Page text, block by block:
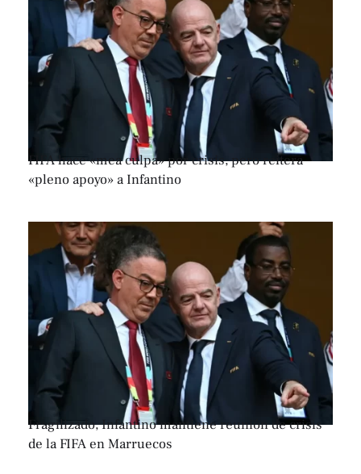
FIFA hace «mea culpa» por crisis, pero reitera
«pleno apoyo» a Infantino
Fragilizado, Infantino mantiene reunión de crisis
de la FIFA en Marruecos